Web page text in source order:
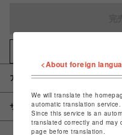
アイテム説明 / 素材
サイズ
<About foreign
We will translate the
automatic translation service.
Since this service is an
translated correctly and
page before translation.